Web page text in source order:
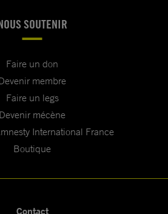
SOUTENIR
Faire un don
membre
Faire un legs
Devenir mécène
International France
Boutique
Contact